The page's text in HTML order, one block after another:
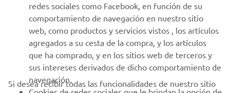
AYUDA
BOLETÍN DE NOTICIAS
Sé el primero en enterarte de las últimas ofertas, eventos
especiales, novedades
redes sociales como Facebook, en función de su
comportamiento de navegación en nuestro sitio
web, como productos y servicios vistos , los artículos
agregados a su cesta de la compra, y los artículos
que ha comprado, y en los sitios web de terceros y
sus intereses derivados de dicho comportamiento de
navegación.
Si desea recibir todas las funcionalidades de nuestro sitio